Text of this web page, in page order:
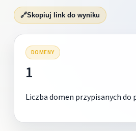
🔗Skopiuj link do wyniku
DOMENY
1
Liczba domen przypisanych do